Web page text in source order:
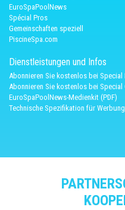
EuroSpaPoolNews
Spécial Pros
Gemeinschaften speziell
PiscineSpa.com
Dienstleistungen und Infos
Abonnieren Sie kostenlos bei Special
Abonnieren Sie kostenlos bei Special
EuroSpaPoolNews-Medienkit (PDF)
Technische Spezifikation für Werbung